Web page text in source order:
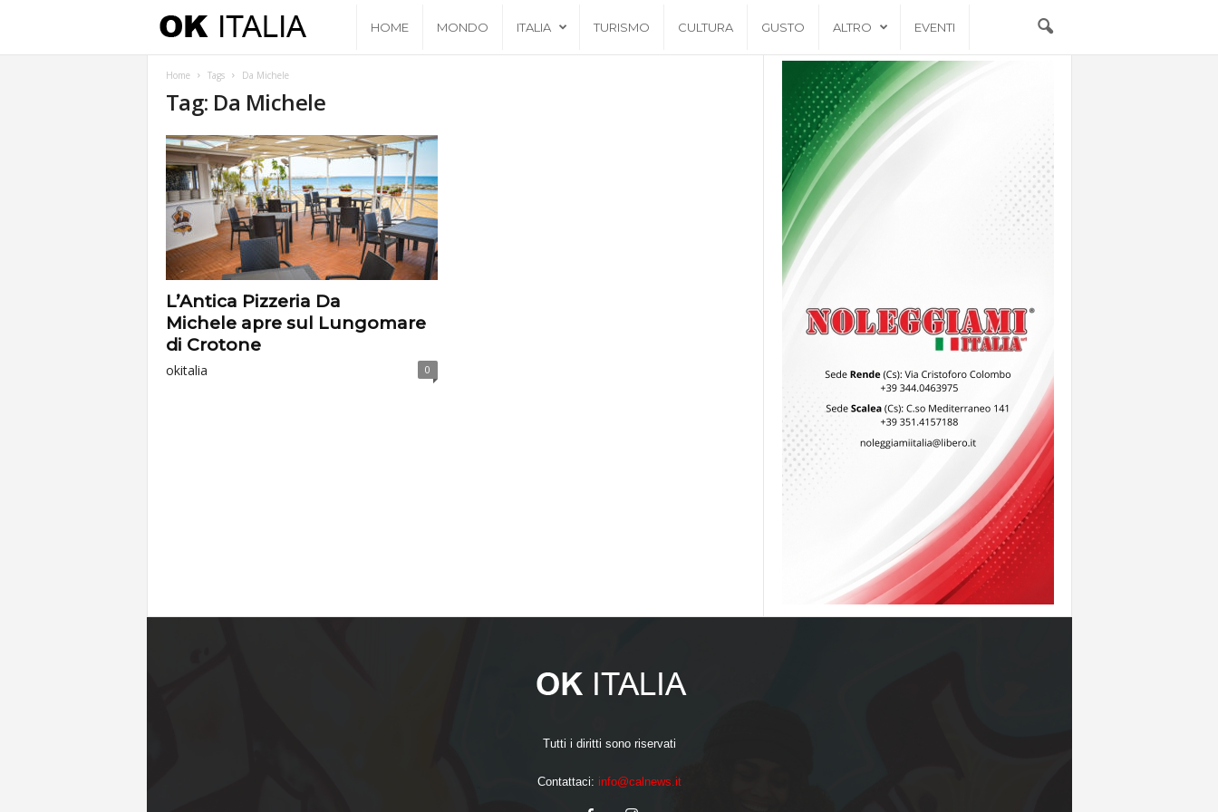
t
a
l
HOME MONDO ITALIA TURISMO CULTURA GUSTO ALTRO EVENTI
Home Tags Da Michele
Tag: Da Michele
L’Antica Pizzeria Da
Michele apre sul Lungomare
di Crotone
okitalia 0
Tutti i diritti sono riservati
Contattaci: info@calnews.it